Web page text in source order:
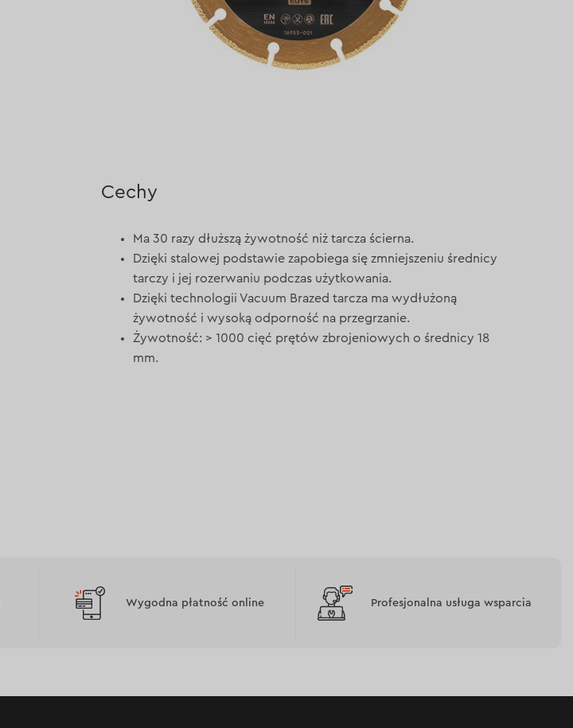
Cechy
Ma 30 razy dłuższą żywotność niż tarcza ścierna.
Dzięki stalowej podstawie zapobiega się zmniejszeniu średnicy
tarczy i jej rozerwaniu podczas użytkowania.
Dzięki technologii Vacuum Brazed tarcza ma wydłużoną
żywotność i wysoką odporność na przegrzanie.
Żywotność: > 1000 cięć prętów zbrojeniowych o średnicy 18
mm.
Wygodna płatność online Profesjonalna usługa wsparcia